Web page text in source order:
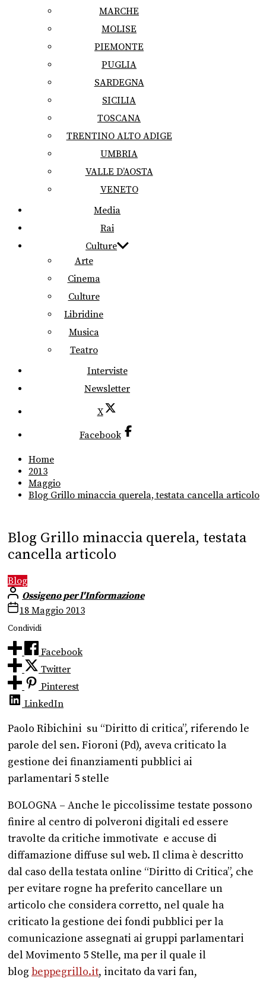
MARCHE
MOLISE
PIEMONTE
PUGLIA
SARDEGNA
SICILIA
TOSCANA
TRENTINO ALTO ADIGE
UMBRIA
VALLE D’AOSTA
VENETO
Media
Rai
Culture
Arte
Cinema
Culture
Libridine
Musica
Teatro
Interviste
Newsletter
X
Facebook
Home
2013
Maggio
Blog Grillo minaccia querela, testata cancella articolo
Blog Grillo minaccia querela, testata
cancella articolo
Blog
Ossigeno per l'Informazione
18 Maggio 2013
Condividi
Facebook
Twitter
Pinterest
LinkedIn
Paolo Ribichini su “Diritto di critica”, riferendo le
parole del sen. Fioroni (Pd), aveva criticato la
gestione dei finanziamenti pubblici ai
parlamentari 5 stelle
BOLOGNA – Anche le piccolissime testate possono
finire al centro di polveroni digitali ed essere
travolte da critiche immotivate e accuse di
diffamazione diffuse sul web. Il clima è descritto
dal caso della testata online “Diritto di Critica”, che
per evitare rogne ha preferito cancellare un
articolo che considera corretto, nel quale ha
criticato la gestione dei fondi pubblici per la
comunicazione assegnati ai gruppi parlamentari
del Movimento 5 Stelle, ma per il quale il
blog beppegrillo.it, incitato da vari fan,